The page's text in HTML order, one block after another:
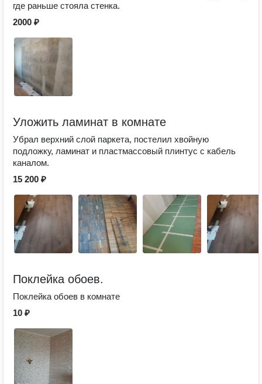
где раньше стояла стенка.
2000 ₽
Уложить ламинат в комнате
Убрал верхний слой паркета, постелил хвойную
подложку, ламинат и пластмассовый плинтус с кабель
каналом.
15 200 ₽
Поклейка обоев.
Поклейка обоев в комнате
10 ₽